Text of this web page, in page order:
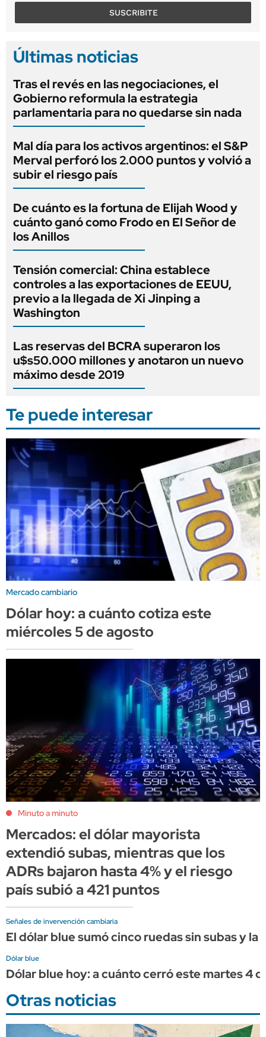
SUSCRIBITE
Últimas noticias
Tras el revés en las negociaciones, el
Gobierno reformula la estrategia
parlamentaria para no quedarse sin nada
Mal día para los activos argentinos: el S&P
Merval perforó los 2.000 puntos y volvió a
subir el riesgo país
De cuánto es la fortuna de Elijah Wood y
cuánto ganó como Frodo en El Señor de
los Anillos
Tensión comercial: China establece
controles a las exportaciones de EEUU,
previo a la llegada de Xi Jinping a
Washington
Las reservas del BCRA superaron los
u$s50.000 millones y anotaron un nuevo
máximo desde 2019
Te puede interesar
Mercado cambiario
Dólar hoy: a cuánto cotiza este
miércoles 5 de agosto
Minuto a minuto
Mercados: el dólar mayorista
extendió subas, mientras que los
ADRs bajaron hasta 4% y el riesgo
país subió a 421 puntos
Señales de invervención cambiaria
El dólar blue sumó cinco ruedas sin subas y
Dólar blue
Dólar blue hoy: a cuánto cerró este martes 4
Otras noticias